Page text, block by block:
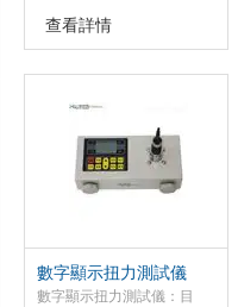
柱測試臺是專為SGHF系列
和SGNK系列推拉力計配套
桿結構，具有穩定性好，適
用，使用等優點，并具有無
級調速，手動（點動）、自
動操作切換功能。
查看詳情
數字顯示扭力測試儀
數字顯示扭力測試儀：目